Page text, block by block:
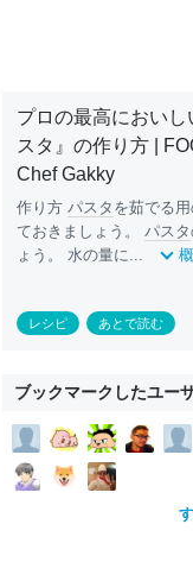
プロの最高におい
スタ』の作り方 |
Chef Gakky
作り方 パスタ を茹でる
ておきましょう。 パスタ
ょう。 水の量に...
レシピ あとで読む
ブックマークしたユー